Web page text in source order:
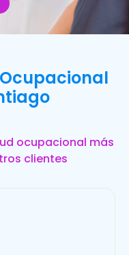
ocupacional más
clientes